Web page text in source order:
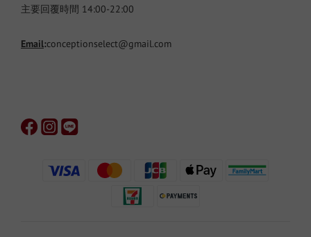
主要回覆時間 14:00-22:00
Email:conceptionselect@gmail.com